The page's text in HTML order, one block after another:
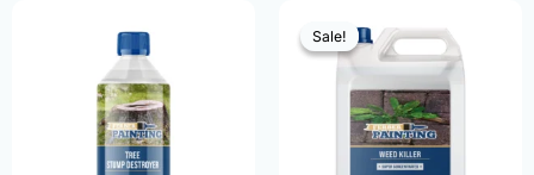
Sale!
Sale!